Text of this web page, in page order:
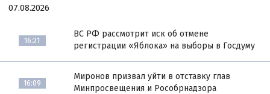
07.08.2026
16:21
ВС РФ рассмотрит иск об отмене
регистрации «Яблока» на выборы в Госдуму
16:09
Миронов призвал уйти в отставку глав
Минпросвещения и Рособрнадзора